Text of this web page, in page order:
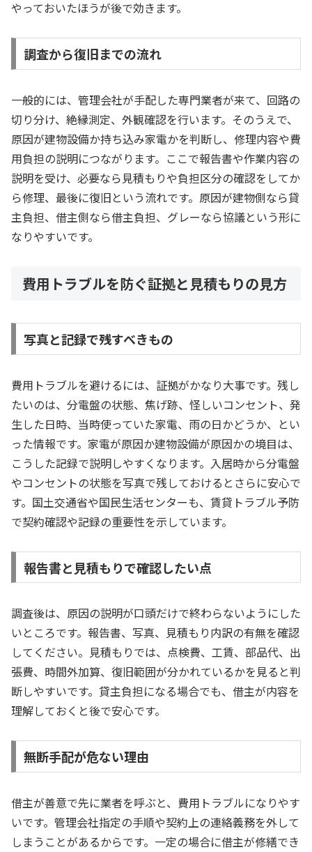
やっておいたほうが後で効きます。
調査から復旧までの流れ
一般的には、管理会社が手配した専門業者が来て、回路の
切り分け、絶縁測定、外観確認を行います。そのうえで、
原因が建物設備か持ち込み家電かを判断し、修理内容や費
用負担の説明につながります。ここで報告書や作業内容の
説明を受け、必要なら見積もりや負担区分の確認をしてか
ら修理、最後に復旧という流れです。原因が建物側なら貸
主負担、借主側なら借主負担、グレーなら協議という形に
なりやすいです。
費用トラブルを防ぐ証拠と見積もりの見方
写真と記録で残すべきもの
費用トラブルを避けるには、証拠がかなり大事です。残し
たいのは、分電盤の状態、焦げ跡、怪しいコンセント、発
生した日時、当時使っていた家電、雨の日かどうか、とい
った情報です。家電が原因か建物設備が原因かの境目は、
こうした記録で説明しやすくなります。入居時から分電盤
やコンセントの状態を写真で残しておけるとさらに安心で
す。国土交通省や国民生活センターも、賃貸トラブル予防
で契約確認や記録の重要性を示しています。
報告書と見積もりで確認したい点
調査後は、原因の説明が口頭だけで終わらないようにした
いところです。報告書、写真、見積もり内訳の有無を確認
してください。見積もりでは、点検費、工賃、部品代、出
張費、時間外加算、復旧範囲が分かれているかを見ると判
断しやすいです。貸主負担になる場合でも、借主が内容を
理解しておくと後で安心です。
無断手配が危ない理由
借主が善意で先に業者を呼ぶと、費用トラブルになりやす
いです。管理会社指定の手順や契約上の連絡義務を外して
しまうことがあるからです。一定の場合に借主が修繕でき